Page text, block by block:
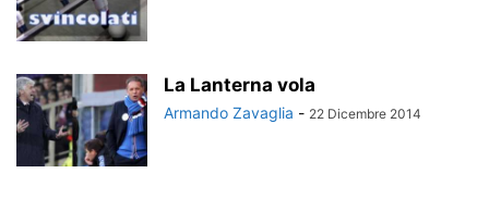
La Lanterna vola
Armando Zavaglia - 22 Dicembre 2014